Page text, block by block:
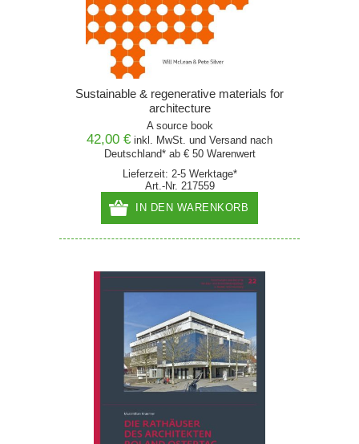
Sustainable & regenerative materials for
architecture
A source book
42,00 € inkl. MwSt. und Versand nach
Deutschland* ab € 50 Warenwert
Lieferzeit: 2-5 Werktage*
Art.-Nr. 217559
IN DEN WARENKORB